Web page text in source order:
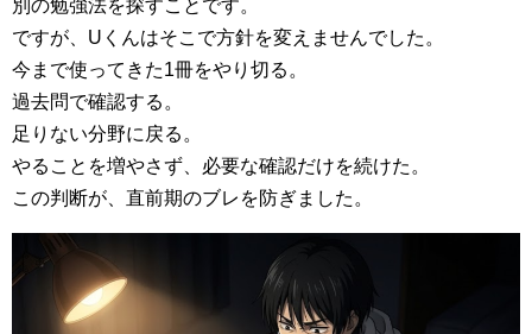
別の勉強法を探すことです。
ですが、Uくんはそこで方針を変えませんでした。
今まで使ってきた1冊をやり切る。
過去問で確認する。
足りない分野に戻る。
やることを増やさず、必要な確認だけを続けた。
この判断が、直前期のブレを防ぎました。